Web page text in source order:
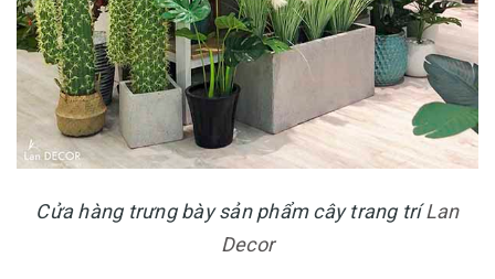
Cửa hàng trưng bày sản phẩm cây trang tríLan
Decor